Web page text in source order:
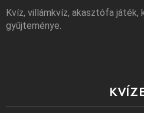
Kvíz, villámkvíz, akasztófa játék,
gyűjteménye.